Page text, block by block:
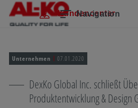
Navigation überspringen
Zum Hauptcontent
Zur Hauptnavigation springen
Inhaltsverzeichnis Navigation
Kundencenter
Unternehmen 07.01.2020
DexKo Global Inc. schließt
Produktentwicklung & Design